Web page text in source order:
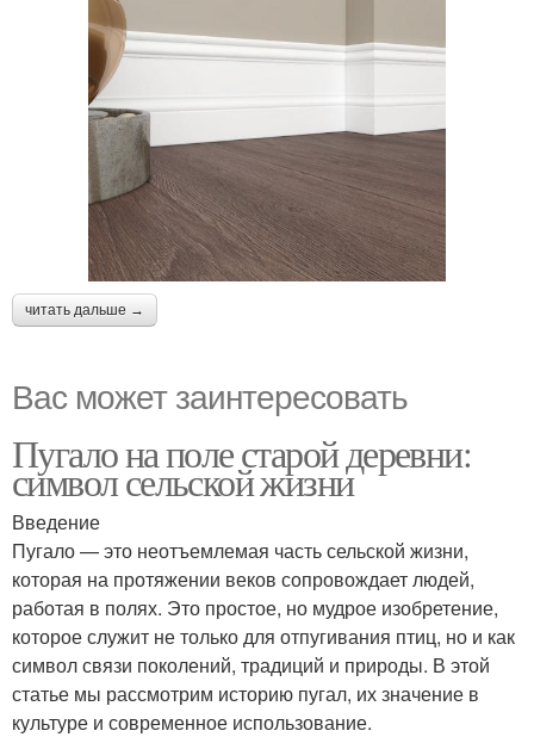
читать дальше →
Вас может заинтересовать
Пугало на поле старой деревни:
символ сельской жизни
Введение
Пугало — это неотъемлемая часть сельской жизни,
которая на протяжении веков сопровождает людей,
работая в полях. Это простое, но мудрое изобретение,
которое служит не только для отпугивания птиц, но и как
символ связи поколений, традиций и природы. В этой
статье мы рассмотрим историю пугал, их значение в
культуре и современное использование.